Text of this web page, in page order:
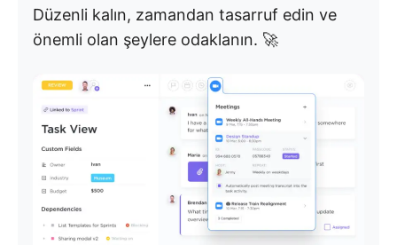
Düzenli kalın, zamandan tasarruf edin ve
önemli olan şeylere odaklanın. 🚀